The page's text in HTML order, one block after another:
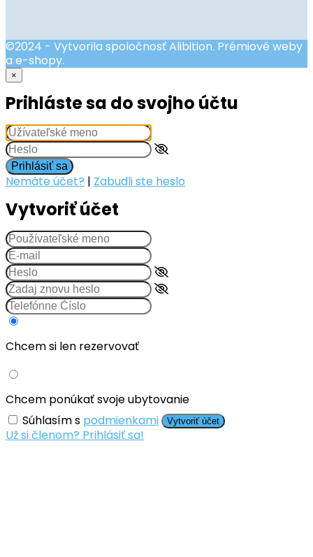
©2024 - Vytvorila spoločnosť Alibition. Prémiové weby
a e-shopy.
×
Prihláste sa do svojho účtu
Prihlásiť sa
Nemáte účet? | Zabudli ste heslo
Vytvoriť účet
Chcem si len rezervovať
Chcem ponúkať svoje ubytovanie
Súhlasím s podmienkami Vytvoriť účet
Už si členom? Prihlásiť sa!